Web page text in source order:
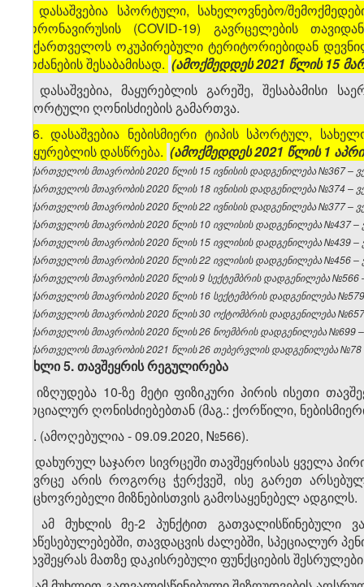
4. დასაშვებია სპორტული, სახელოვნებო/
კორონავირუსის (COVID-19) გავრცელების
საქართველოს ოკუპირებული ტერიტორიებიდან
ბრძანების შესაბამისად. (ამოქმედდეს 2021 წლის 15
5. დასაშვებია, მაყურებლის გარეშე,
სპორტული ღონისძიების გამართვა.
6. დასაშვებია ნებისმიერი ტიპის სპორტულ,
მაყურებლის დასწრება. (ამოქმედდეს 2021 წლის 1
საქართველოს მთავრობის 2020 წლის 15 ივნისის დადგენილება №367 –
საქართველოს მთავრობის 2020 წლის 18 ივნისის დადგენილება №374 –
საქართველოს მთავრობის 2020 წლის 22 ივნისის დადგენილება №377 –
საქართველოს მთავრობის 2020 წლის 10 ივლისის დადგენილება №437 –
საქართველოს მთავრობის 2020 წლის 15 ივლისის დადგენილება №439 –
საქართველოს მთავრობის 2020 წლის 22 ივლისის დადგენილება №456 –
საქართველოს მთავრობის 2020 წლის 9 სექტემბრის დადგენილება №566
საქართველოს მთავრობის 2020 წლის 16 სექტემბრის დადგენილება
საქართველოს მთავრობის 2020 წლის 30 ოქტომბრის დადგენილება
საქართველოს მთავრობის 2020 წლის 26 ნოემბრის დადგენილება №699
საქართველოს მთავრობის 2021 წლის 26 თებერვლის დადგენილება №78
მუხლი5.თავშეყრისრეგულირება
1. იზღუდება 10-ზე მეტი ფიზიკური პირის ისეთი
სოციალურ ღონისძიებებთან (მაგ.: ქორწილი,
. (ამოღებულია - 09.09.2020, №566).
2. დახურულ საჯარო სივრცეში თავშეყრისას ყველა
სივრცე არის როგორც ჭერქვეშ, ისე გარეთ
საცხოვრებელი მიზნებისთვის გამოსაყენებელ ადგილს.
3. ამ მუხლის მე-2 პუნქტით გათვალისწინებული
დაწესებულებებში, თავდაცვის ძალებში, სპეციალურ
თავშეყრას მათზე დაკისრებული ფუნქციების